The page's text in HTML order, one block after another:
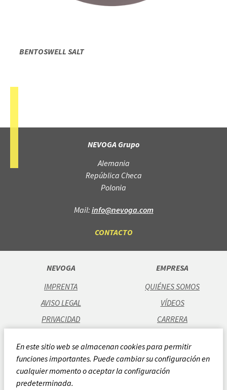
BENTOSWELL SALT
En este sitio web se almacenan cookies para permitir
funciones importantes. Puede cambiar su configuración en
cualquier momento o aceptar la configuración
predeterminada.
NEVOGA Grupo
Alemania
República Checa
Polonia
Mail:info@nevoga.com
CONTACTO
NEVOGA
IMPRENTA
AVISO LEGAL
PRIVACIDAD
CODE OF CONDUCT
POLÍTICA DE CALIDAD
SISTEMA DE NOTIFICACIÓN
EMPRESA
QUIÉNES SOMOS
VÍDEOS
CARRERA